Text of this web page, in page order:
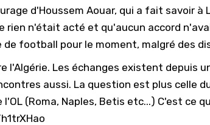
d'Houssem Aouar, qui a fait savoir à
rien n'était acté et qu'aucun accord
football pour le moment, malgré des
l'Algérie. Les échanges existent depuis
aussi. La question est plus celle
(Roma, Naples, Betis etc...) C'est ce